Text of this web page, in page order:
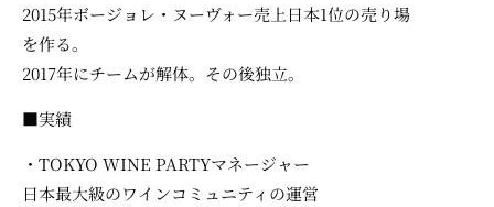
2015年ボージョレ・ヌーヴォー売上日本1位の売り場
を作る。
2017年にチームが解体。その後独立。
■実績
・TOKYO WINE PARTYマネージャー
日本最大級のワインコミュニティの運営